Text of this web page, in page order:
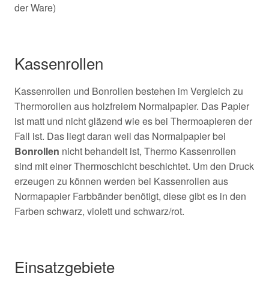
der Ware)
Kassenrollen
Kassenrollen und Bonrollen bestehen im Vergleich zu
Thermorollen aus holzfreiem Normalpapier. Das Papier
ist matt und nicht gläzend wie es bei Thermoapieren der
Fall ist. Das liegt daran weil das Normalpapier bei
Bonrollen nicht behandelt ist, Thermo Kassenrollen
sind mit einer Thermoschicht beschichtet. Um den Druck
erzeugen zu können werden bei Kassenrollen aus
Normapapier Farbbänder benötigt, diese gibt es in den
Farben schwarz, violett und schwarz/rot.
Einsatzgebiete